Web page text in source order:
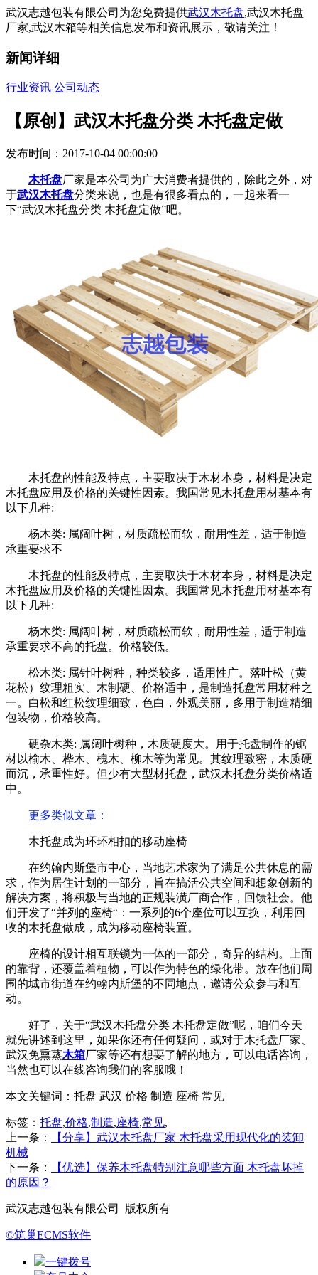
武汉志越包装有限公司为您免费提供武汉木托盘,武汉木托盘
厂家,武汉木箱等相关信息发布和资讯展示，敬请关注！
新闻详细
行业资讯 公司动态
【原创】武汉木托盘分类 木托盘定做
发布时间：2017-10-04 00:00:00
木托盘厂家是本公司为广大消费者提供的，除此之外，对
于武汉木托盘分类来说，也是有很多看点的，一起来看一
下“武汉木托盘分类 木托盘定做”吧。
木托盘的性能及特点，主要取决于木材本身，材料是决定
木托盘应用及价格的关键性因素。我国常见木托盘用材基本有
以下几种:
杨木类: 属阔叶树，材质疏松而软，耐用性差，适于制造
承重要求不
木托盘的性能及特点，主要取决于木材本身，材料是决定
木托盘应用及价格的关键性因素。我国常见木托盘用材基本有
以下几种:
杨木类: 属阔叶树，材质疏松而软，耐用性差，适于制造
承重要求不高的托盘。价格较低。
松木类: 属针叶树种，种类较多，适用性广。落叶松（黄
花松）纹理粗实、木制硬、价格适中，是制造托盘常用材种之
一。白松和红松纹理细致，色白，外观美丽，多用于制造精细
包装物，价格较高。
硬杂木类: 属阔叶树种，木质硬度大。用于托盘制作的锯
材以榆木、桦木、槐木、柳木等为常见。其纹理致密，木质硬
而沉，承重性好。但少有大型材托盘，武汉木托盘分类价格适
中。
更多类似文章 ：
木托盘成为环环相扣的移动座椅
在约翰内斯堡市中心，当地艺术家为了满足公共休息的需
求，作为居住计划的一部分，旨在搞活公共空间和想象创新的
解决方案，将积极与当地的正规装潢厂商合作，回馈社会。他
们开发了“并列的座椅“：一系列的6个座位可以互换，利用回
收的木托盘做成，成为移动座椅装置。
座椅的设计相互联锁为一体的一部分，奇异的结构。上面
的靠背，还覆盖着植物，可以作为特色的绿化带。放在他们周
围的城市街道在约翰内斯堡的不同地点，邀请公众参与和互
动。
好了，关于“武汉木托盘分类 木托盘定做”呢，咱们今天
就先讲述到这里，如果你还有任何疑问，或对于木托盘厂家、
武汉免熏蒸木箱厂家等还有想要了解的地方，可以电话咨询，
当然也可以在线咨询我们的客服哦！
本文关键词： 托盘 武汉 价格 制造 座椅 常见
标签： 托盘,价格,制造,座椅,常见,
上一条：
【分享】武汉木托盘厂家 木托盘采用现代化的装卸
机械
下一条：
【优选】保养木托盘特别注意哪些方面 木托盘坏掉
的原因？
武汉志越包装有限公司 版权所有
©筑巢ECMS软件
一键拨号